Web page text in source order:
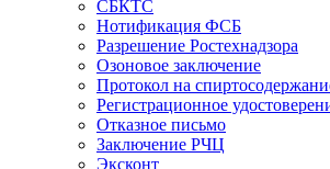
СБКТС
Нотификация ФСБ
Разрешение Ростехнадзора
Озоновое заключение
Протокол на
Регистрационное
Отказное письмо
Заключение РЧЦ
Эксконт